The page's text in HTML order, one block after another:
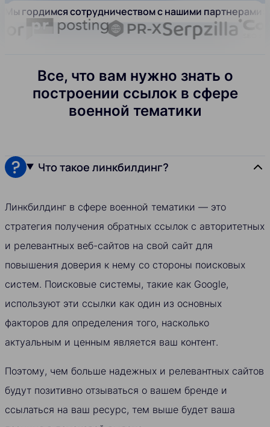
Мы гордимся сотрудничеством с нашими партнерами:
Все, что вам нужно знать о
построении ссылок в сфере
военной тематики
Что такое линкбилдинг?
Линкбилдинг в сфере военной тематики — это
стратегия получения обратных ссылок с авторитетных
и релевантных веб-сайтов на свой сайт для
повышения доверия к нему со стороны поисковых
систем. Поисковые системы, такие как Google,
используют эти ссылки как один из основных
факторов для определения того, насколько
актуальным и ценным является ваш контент.
Поэтому, чем больше надежных и релевантных сайтов
будут позитивно отзываться о вашем бренде и
ссылаться на ваш ресурс, тем выше будет ваша